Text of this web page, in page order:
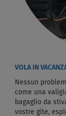
VOLA IN
Nessun
come una
bagaglio da
vostre gite,